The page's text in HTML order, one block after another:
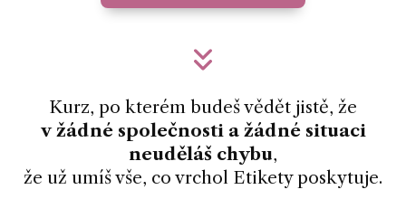
Kurz, po kterém budeš vědět jistě, že
v žádné společnosti a žádné situaci
neuděláš chybu,
že už umíš vše, co vrchol Etikety poskytuje.